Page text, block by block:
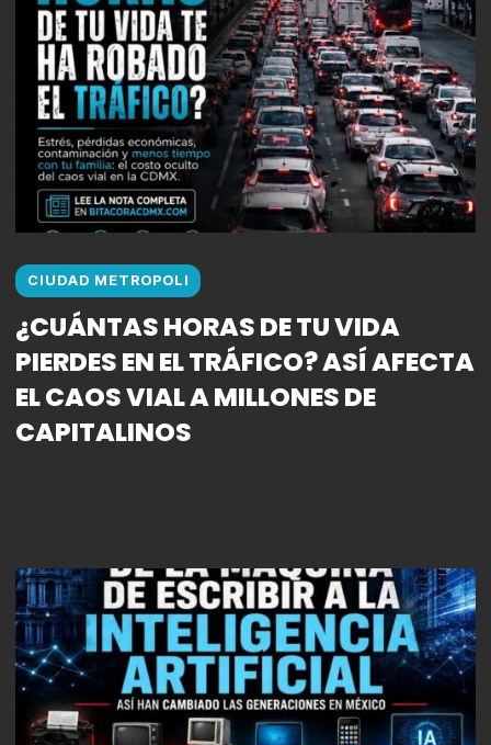
CIUDAD METROPOLI
¿CUÁNTAS HORAS DE TU VIDA
PIERDES EN EL TRÁFICO? ASÍ AFECTA
EL CAOS VIAL A MILLONES DE
CAPITALINOS